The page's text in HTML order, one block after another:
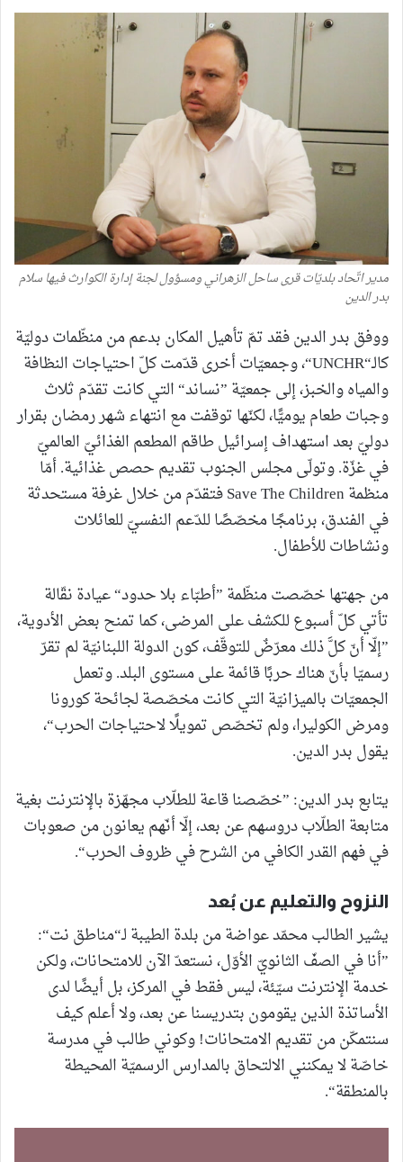
مدير اتّحاد بلديّات قرى ساحل الزهراني ومسؤول لجنة إدارة الكوارث فيها سلام
بدر الدين
ووفق بدر الدين فقد تمّ تأهيل المكان بدعم من منظّمات دوليّة
كالـ“UNCHR“، وجمعيّات أخرى قدّمت كلّ احتياجات النظافة
والمياه والخبز، إلى جمعيّة ”نساند“ التي كانت تقدّم ثلاث
وجبات طعام يوميًّا، لكنّها توقفت مع انتهاء شهر رمضان بقرار
دوليّ بعد استهداف إسرائيل طاقم المطعم الغذائيّ العالميّ
في غزّة. وتولّى مجلس الجنوب تقديم حصص غذائية. أمّا
منظمة Save The Children فتقدّم من خلال غرفة مستحدثة
في الفندق، برنامجًا مخصّصًا للدّعم النفسيّ للعائلات
ونشاطات للأطفال.
من جهتها خصّصت منظّمة ”أطبّاء بلا حدود“ عيادة نقّالة
تأتي كلّ أسبوع للكشف على المرضى، كما تمنح بعض الأدوية،
”إلّا أنّ كلَّ ذلك معرّضٌ للتوقّف، كون الدولة اللبنانيّة لم تقرّ
رسميّا بأنّ هناك حربًا قائمة على مستوى البلد. وتعمل
الجمعيّات بالميزانيّة التي كانت مخصّصة لجائحة كورونا
ومرض الكوليرا، ولم تخصّص تمويلًا لاحتياجات الحرب“،
يقول بدر الدين.
يتابع بدر الدين: ”خصّصنا قاعة للطلّاب مجهّزة بالإنترنت بغية
متابعة الطلّاب دروسهم عن بعد، إلّا أنّهم يعانون من صعوبات
في فهم القدر الكافي من الشرح في ظروف الحرب“.
النزوح والتعليم عن بُعد
يشير الطالب محمّد عواضة من بلدة الطيبة لـ“مناطق نت“:
”أنا في الصفّ الثانويّ الأوّل، نستعدّ الآن للامتحانات، ولكن
خدمة الإنترنت سيّئة، ليس فقط في المركز، بل أيضًا لدى
الأساتذة الذين يقومون بتدريسنا عن بعد، ولا أعلم كيف
سنتمكّن من تقديم الامتحانات! وكوني طالب في مدرسة
خاصّة لا يمكنني الالتحاق بالمدارس الرسميّة المحيطة
بالمنطقة“.